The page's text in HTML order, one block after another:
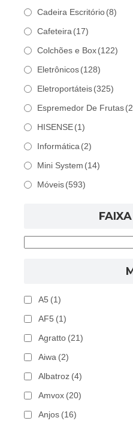
Cadeira Escritório (8)
Cafeteira (17)
Colchões e Box (122)
Eletrônicos (128)
Eletroportáteis (325)
Espremedor De Frutas
HISENSE (1)
Informática (2)
Mini System (14)
Móveis (593)
A5 (1)
AF5 (1)
Agratto (21)
Aiwa (2)
Albatroz (4)
Amvox (20)
Anjos (16)